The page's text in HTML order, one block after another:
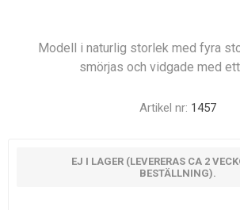
Modell i naturlig storlek med fyra
smörjas och vidgade med
Artikel nr: 1457
EJ I LAGER (LEVERERAS CA 2
BESTÄLLNING).